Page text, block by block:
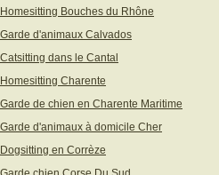
Homesitting Bouches du Rhône
Garde d'animaux Calvados
Catsitting dans le Cantal
Homesitting Charente
Garde de chien en Charente Maritime
Garde d'animaux à domicile Cher
Dogsitting en Corrèze